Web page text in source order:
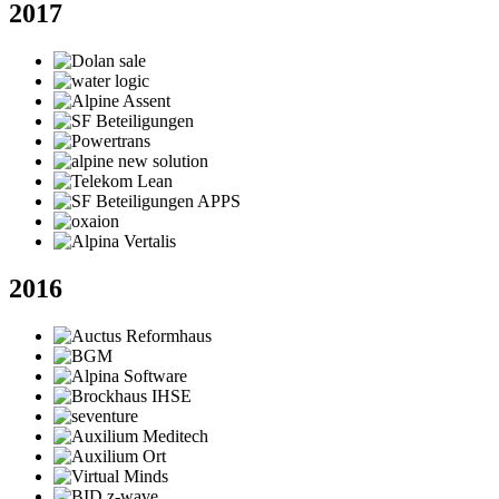
2017
2016